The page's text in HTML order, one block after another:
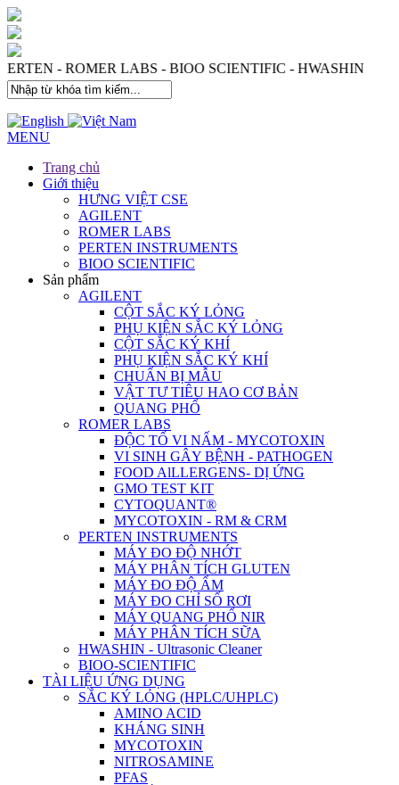
- ROMER LABS - BIOO SCIENTIFIC - HWASHIN
MENU
Trang chủ
Giới thiệu
HƯNG VIỆT CSE
AGILENT
ROMER LABS
PERTEN INSTRUMENTS
BIOO SCIENTIFIC
Sản phẩm
AGILENT
CỘT SẮC KÝ LỎNG
PHỤ KIỆN SẮC KÝ LỎNG
CỘT SẮC KÝ KHÍ
PHỤ KIỆN SẮC KÝ KHÍ
CHUẨN BỊ MẪU
VẬT TƯ TIÊU HAO CƠ BẢN
QUANG PHỔ
ROMER LABS
ĐỘC TỐ VI NẤM - MYCOTOXIN
VI SINH GÂY BỆNH - PATHOGEN
FOOD AlLLERGENS- DỊ ỨNG
GMO TEST KIT
CYTOQUANT®
MYCOTOXIN - RM & CRM
PERTEN INSTRUMENTS
MÁY ĐO ĐỘ NHỚT
MÁY PHÂN TÍCH GLUTEN
MÁY ĐO ĐỘ ẨM
MÁY ĐO CHỈ SỐ RƠI
MÁY QUANG PHỔ NIR
MÁY PHÂN TÍCH SỮA
HWASHIN - Ultrasonic Cleaner
BIOO-SCIENTIFIC
TÀI LIỆU ỨNG DỤNG
SẮC KÝ LỎNG (HPLC/UHPLC)
AMINO ACID
KHÁNG SINH
MYCOTOXIN
NITROSAMINE
PFAS